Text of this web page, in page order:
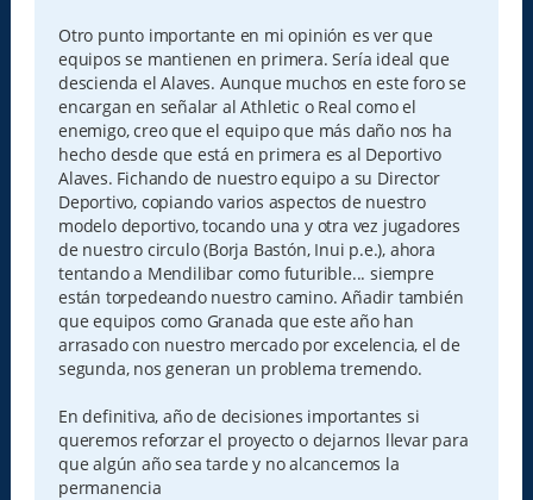
Otro punto importante en mi opinión es ver que
equipos se mantienen en primera. Sería ideal que
descienda el Alaves. Aunque muchos en este foro se
encargan en señalar al Athletic o Real como el
enemigo, creo que el equipo que más daño nos ha
hecho desde que está en primera es al Deportivo
Alaves. Fichando de nuestro equipo a su Director
Deportivo, copiando varios aspectos de nuestro
modelo deportivo, tocando una y otra vez jugadores
de nuestro circulo (Borja Bastón, Inui p.e.), ahora
tentando a Mendilibar como futurible... siempre
están torpedeando nuestro camino. Añadir también
que equipos como Granada que este año han
arrasado con nuestro mercado por excelencia, el de
segunda, nos generan un problema tremendo.
En definitiva, año de decisiones importantes si
queremos reforzar el proyecto o dejarnos llevar para
que algún año sea tarde y no alcancemos la
permanencia